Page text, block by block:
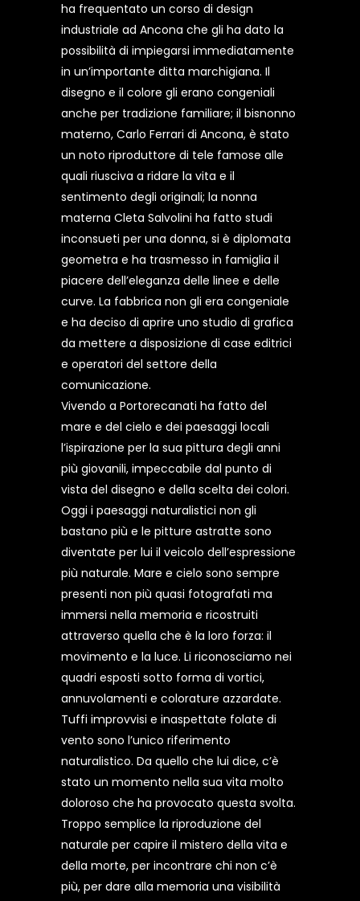
ha frequentato un corso di design
industriale ad Ancona che gli ha dato la
possibilità di impiegarsi immediatamente
in un’importante ditta marchigiana. Il
disegno e il colore gli erano congeniali
anche per tradizione familiare; il bisnonno
materno, Carlo Ferrari di Ancona, è stato
un noto riproduttore di tele famose alle
quali riusciva a ridare la vita e il
sentimento degli originali; la nonna
materna Cleta Salvolini ha fatto studi
inconsueti per una donna, si è diplomata
geometra e ha trasmesso in famiglia il
piacere dell’eleganza delle linee e delle
curve. La fabbrica non gli era congeniale
e ha deciso di aprire uno studio di grafica
da mettere a disposizione di case editrici
e operatori del settore della
comunicazione.
Vivendo a Portorecanati ha fatto del
mare e del cielo e dei paesaggi locali
l’ispirazione per la sua pittura degli anni
più giovanili, impeccabile dal punto di
vista del disegno e della scelta dei colori.
Oggi i paesaggi naturalistici non gli
bastano più e le pitture astratte sono
diventate per lui il veicolo dell’espressione
più naturale. Mare e cielo sono sempre
presenti non più quasi fotografati ma
immersi nella memoria e ricostruiti
attraverso quella che è la loro forza: il
movimento e la luce. Li riconosciamo nei
quadri esposti sotto forma di vortici,
annuvolamenti e colorature azzardate.
Tuffi improvvisi e inaspettate folate di
vento sono l’unico riferimento
naturalistico. Da quello che lui dice, c’è
stato un momento nella sua vita molto
doloroso che ha provocato questa svolta.
Troppo semplice la riproduzione del
naturale per capire il mistero della vita e
della morte, per incontrare chi non c’è
più, per dare alla memoria una visibilità